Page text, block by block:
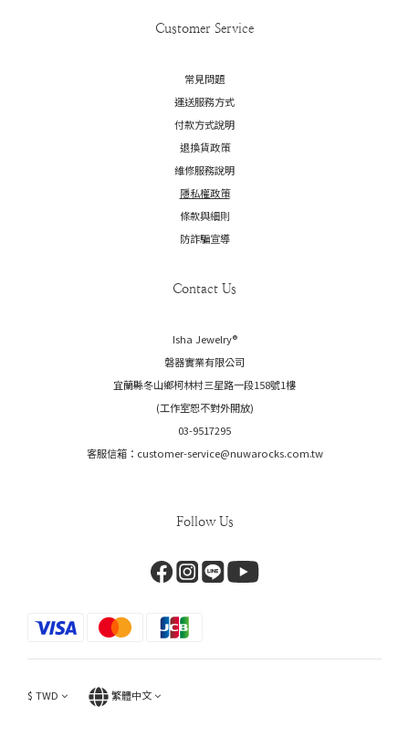
Customer Service
常見問題
運送服務方式
付款方式說明
退換貨政策
維修服務說明
隱私權政策
條款與細則
防詐騙宣導
Contact Us
Isha Jewelry®️
磐器實業有限公司
宜蘭縣冬山鄉柯林村三星路一段158號1樓
(工作室恕不對外開放)
03-9517295
客服信箱：customer-service@nuwarocks.com.tw
Follow Us
$ TWD 繁體中文